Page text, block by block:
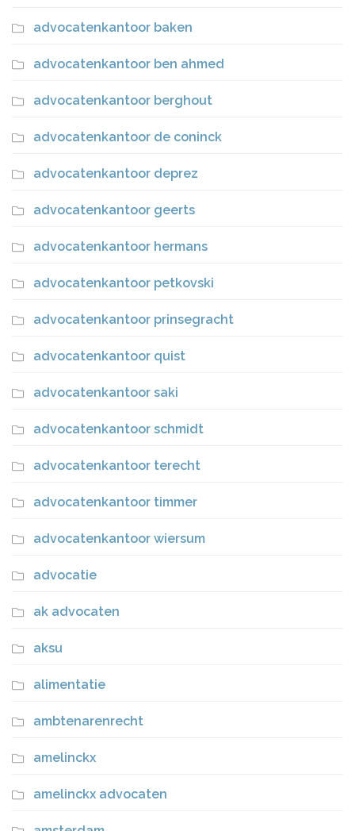
advocatenkantoor baken
advocatenkantoor ben ahmed
advocatenkantoor berghout
advocatenkantoor de coninck
advocatenkantoor deprez
advocatenkantoor geerts
advocatenkantoor hermans
advocatenkantoor petkovski
advocatenkantoor prinsegracht
advocatenkantoor quist
advocatenkantoor saki
advocatenkantoor schmidt
advocatenkantoor terecht
advocatenkantoor timmer
advocatenkantoor wiersum
advocatie
ak advocaten
aksu
alimentatie
ambtenarenrecht
amelinckx
amelinckx advocaten